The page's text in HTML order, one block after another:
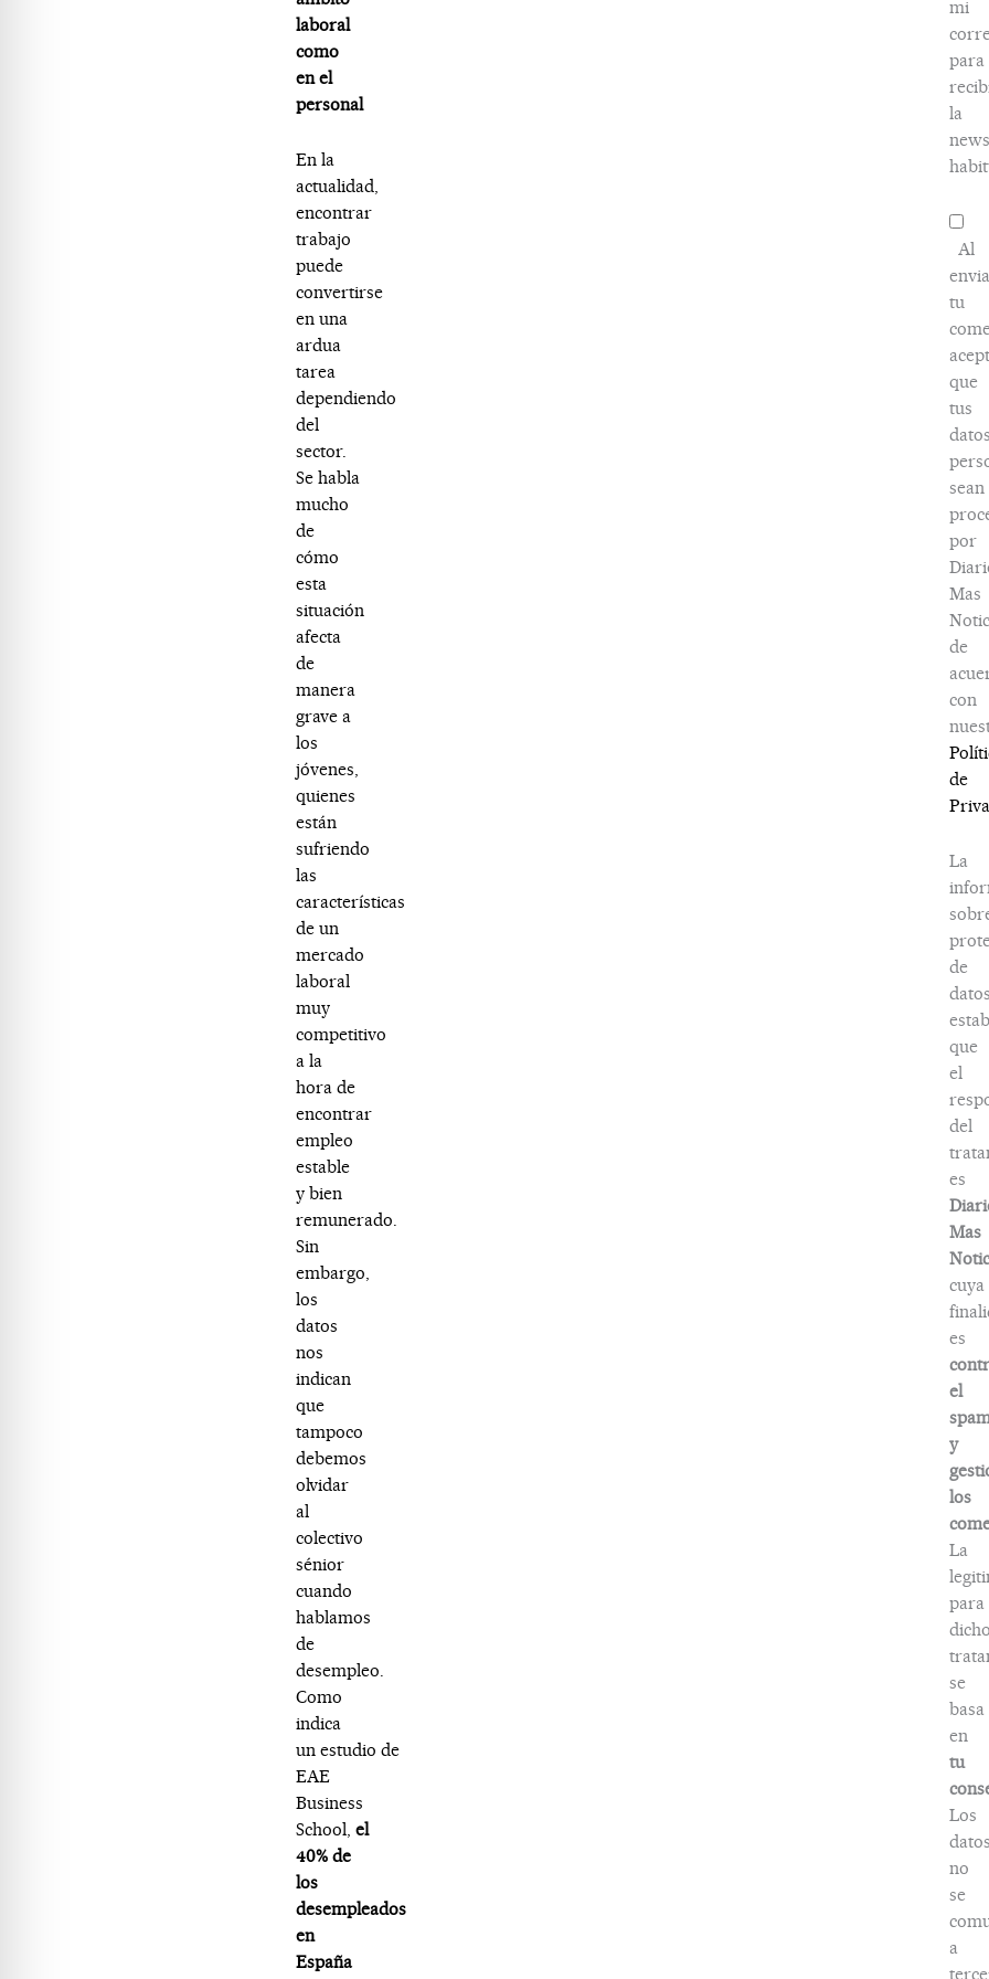
laboral
como
en el
personal
En la
actualidad,
encontrar
trabajo
puede
convertirse
en una
ardua
tarea
dependiendo
del
sector.
Se habla
mucho
de
cómo
esta
situación
afecta
de
manera
grave a
los
jóvenes,
quienes
están
sufriendo
las
características
de un
mercado
laboral
muy
competitivo
a la
hora de
encontrar
empleo
estable
y bien
remunerado.
Sin
embargo,
los
datos
nos
indican
que
tampoco
debemos
olvidar
al
colectivo
sénior
cuando
hablamos
de
desempleo.
Como
indica
un estudio de
EAE
Business
School, el
40% de
los
desempleados
en
España
mi
para
la
Al
tu
que
tus
datos
sean
por
Mas
de
con
de
La
de
datos
que
el
del
es
Mas
cuya
es
el
y
los
La
para
dicho
se
basa
en
tu
Los
datos
no
se
a